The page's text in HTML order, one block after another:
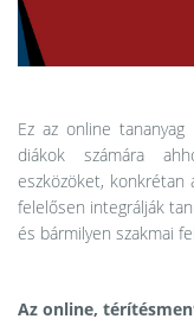
Ez az online
diákok számára
eszközöket, konkrétan
felelősen integrálják
és bármilyen szakmai
Az online,